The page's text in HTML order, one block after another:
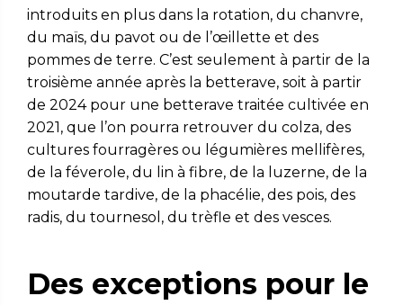
introduits en plus dans la rotation, du chanvre,
du maïs, du pavot ou de l’œillette et des
pommes de terre. C’est seulement à partir de la
troisième année après la betterave, soit à partir
de 2024 pour une betterave traitée cultivée en
2021, que l’on pourra retrouver du colza, des
cultures fourragères ou légumières mellifères,
de la féverole, du lin à fibre, de la luzerne, de la
moutarde tardive, de la phacélie, des pois, des
radis, du tournesol, du trèfle et des vesces.
Des exceptions pour le